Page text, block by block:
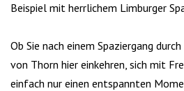
Beispiel mit herrlichem Limburger
Ob Sie nach einem Spaziergang
von Thorn hier einkehren, sich mit
einfach nur einen entspannten